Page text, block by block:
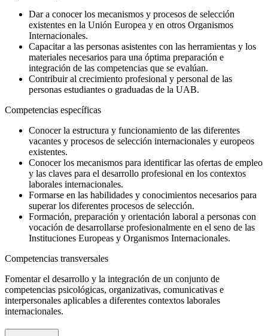
Dar a conocer los mecanismos y procesos de selección
existentes en la Unión Europea y en otros Organismos
Internacionales.
Capacitar a las personas asistentes con las herramientas y los
materiales necesarios para una óptima preparación e
integración de las competencias que se evalúan.
Contribuir al crecimiento profesional y personal de las
personas estudiantes o graduadas de la UAB.
Competencias específicas
Conocer la estructura y funcionamiento de las diferentes
vacantes y procesos de selección internacionales y europeos
existentes.
Conocer los mecanismos para identificar las ofertas de empleo
y las claves para el desarrollo profesional en los contextos
laborales internacionales.
Formarse en las habilidades y conocimientos necesarios para
superar los diferentes procesos de selección.
Formación, preparación y orientación laboral a personas con
vocación de desarrollarse profesionalmente en el seno de las
Instituciones Europeas y Organismos Internacionales.
Competencias transversales
Fomentar el desarrollo y la integración de un conjunto de
competencias psicológicas, organizativas, comunicativas e
interpersonales aplicables a diferentes contextos laborales
internacionales.